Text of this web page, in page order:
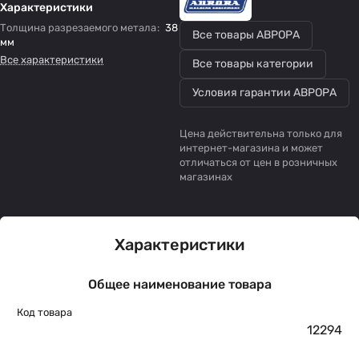
Характеристики
Толщина разрезаемого метала: 38
мм
Все характеристики
Все товары АВРОРА
Все товары категории
Условия гарантии АВРОРА
Цена действительна только для
интернет-магазина и может
отличаться от цен в розничных
магазинах
Характеристики
Общее наименование товара
Код товара
12294